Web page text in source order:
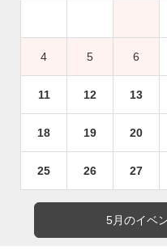
4 5 6
11 12 13
18 19 20
25 26 27
5月のイベ